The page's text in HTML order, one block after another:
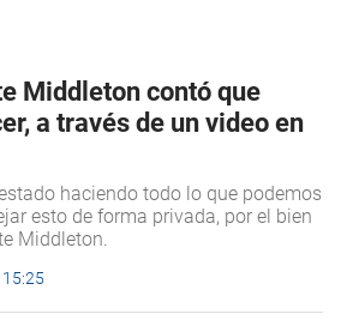
Middleton contó que
a través de un video en
haciendo todo lo que podemos
esto de forma privada, por el bien
Middleton.
15:25